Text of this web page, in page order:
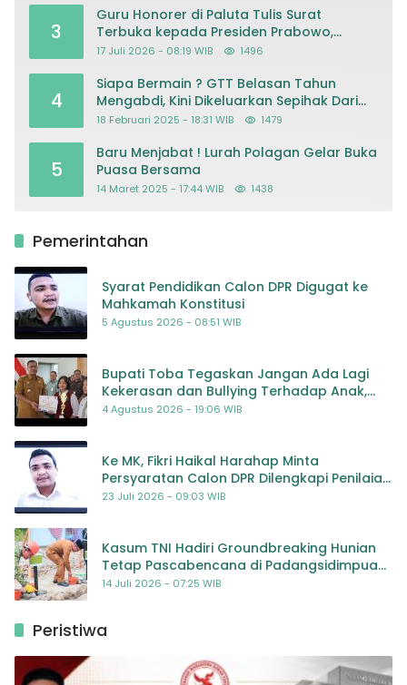
3
Guru Honorer di Paluta Tulis Surat
Terbuka kepada Presiden Prabowo,
Mohon Keadilan atas Dugaan
17 Juli 2026 - 08:19 WIB 1496
4
Siapa Bermain ? GTT Belasan Tahun
Mengabdi, Kini Dikeluarkan Sepihak Dari
Dapodik
18 Februari 2025 - 18:31 WIB 1479
5
Baru Menjabat ! Lurah Polagan Gelar Buka
Puasa Bersama
14 Maret 2025 - 17:44 WIB 1438
Pemerintahan
Syarat Pendidikan Calon DPR Digugat ke
Mahkamah Konstitusi
5 Agustus 2026 - 08:51 WIB
Bupati Toba Tegaskan Jangan Ada Lagi
Kekerasan dan Bullying Terhadap Anak,
Dorong Kolaborasi Seluruh Pihak
4 Agustus 2026 - 19:06 WIB
Ke MK, Fikri Haikal Harahap Minta
Persyaratan Calon DPR Dilengkapi Penilaian
Kompetensi
23 Juli 2026 - 09:03 WIB
Kasum TNI Hadiri Groundbreaking Hunian
Tetap Pascabencana di Padangsidimpuan,
Harapan Baru bagi Penyintas
14 Juli 2026 - 07:25 WIB
Peristiwa